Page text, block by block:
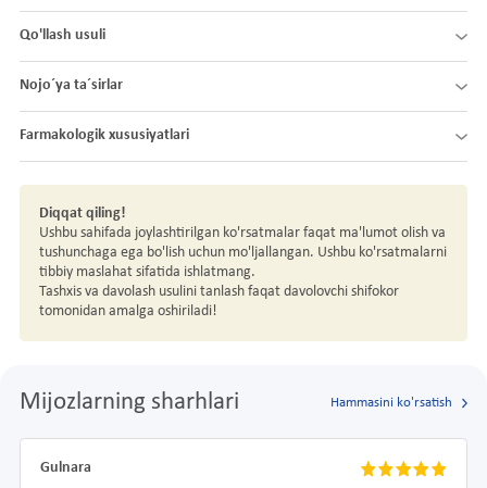
Qo'llash usuli
Nojo´ya ta´sirlar
Farmakologik xususiyatlari
Diqqat qiling!
Ushbu sahifada joylashtirilgan ko'rsatmalar faqat ma'lumot olish va
tushunchaga ega bo'lish uchun mo'ljallangan. Ushbu ko'rsatmalarni
tibbiy maslahat sifatida ishlatmang.
Tashxis va davolash usulini tanlash faqat davolovchi shifokor
tomonidan amalga oshiriladi!
Mijozlarning sharhlari Hammasini ko'rsatish
Gulnara